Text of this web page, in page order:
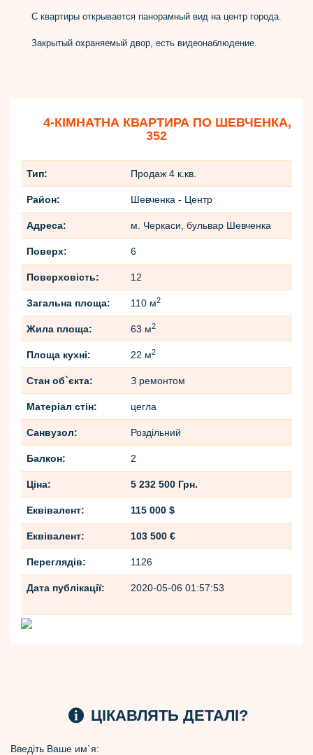
С квартиры открывается панорамный вид на центр города.
Закрытый охраняемый двор, есть видеонаблюдение.
4-КІМНАТНА КВАРТИРА ПО ШЕВЧЕНКА,
352
Тип: Продаж 4 к.кв.
Район: Шевченка - Центр
Адреса: м. Черкаси, бульвар Шевченка
Поверх: 6
Поверховість: 12
Загальна площа: 110 м2
Жила площа: 63 м2
Площа кухні: 22 м2
Стан об`єкта: З ремонтом
Матеріал стін: цегла
Санвузол: Роздільний
Балкон: 2
Ціна: 5 232 500 Грн.
Еквівалент: 115 000 $
Еквівалент: 103 500 €
Переглядів: 1126
Дата публікації: 2020-05-06 01:57:53
ЦІКАВЛЯТЬ ДЕТАЛІ?
Введіть Вашe им`я: